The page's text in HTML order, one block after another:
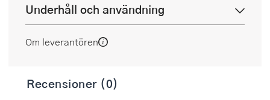
Underhåll och användning
Om leverantören
Recensioner (0)